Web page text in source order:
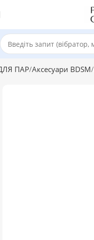
ПАР Аксесуари BDSM